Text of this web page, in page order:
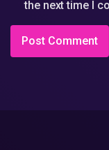
the next time I